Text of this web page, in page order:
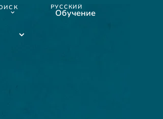
РУССКИЙ
Русский
Обучение
Обучение